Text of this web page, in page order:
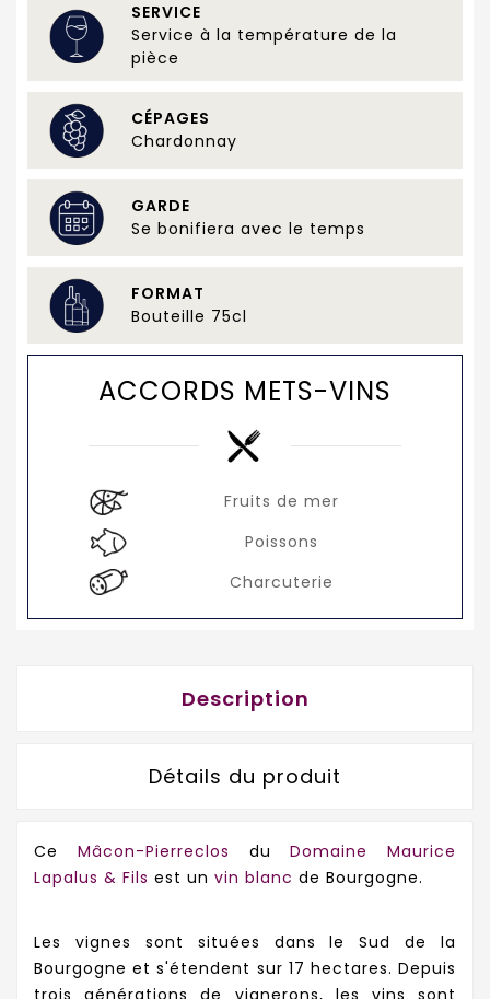
SERVICE
Service à la température de la
pièce
CÉPAGES
Chardonnay
GARDE
Se bonifiera avec le temps
FORMAT
Bouteille 75cl
ACCORDS METS-VINS
Fruits de mer
Poissons
Charcuterie
Description
Détails du produit
Ce Mâcon-Pierreclos duDomaine Maurice
Lapalus & Fils est un vin blanc de Bourgogne.
Les vignes sont situées dans le Sud de la
Bourgogne et s'étendent sur 17 hectares. Depuis